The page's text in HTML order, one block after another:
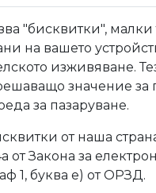
"бисквитки", малки
на вашето
изживяване.
значение
за пазаруване.
от наша
от Закона за
1, буква е) от ОРЗД.
302
Код: Р302